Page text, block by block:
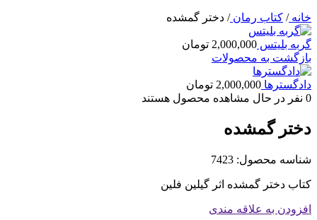
خانه/ کتاب رمان/ دختر گمشده
گربه بلیتس 2,000,000 تومان
بازگشت به محصولات
دادگسترها 2,000,000 تومان
0 نفر در حال مشاهده محصول هستند
دختر گمشده
شناسه محصول: 7423
کتاب دختر گمشده اثر گیلین فلین
افزودن به علاقه مندی